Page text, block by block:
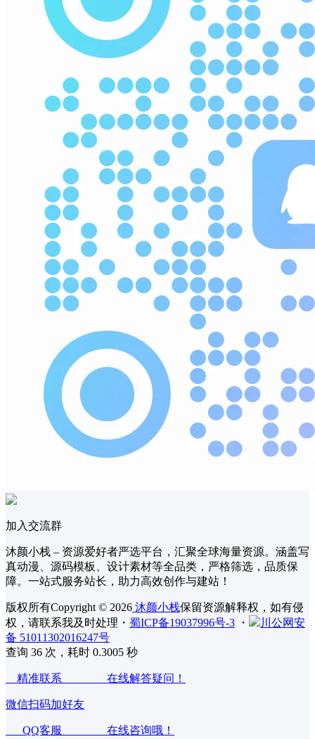
加入交流群
沐颜小栈 – 资源爱好者严选平台，汇聚全球海量资源。涵盖写
真动漫、源码模板、设计素材等全品类，严格筛选，品质保
障。一站式服务站长，助力高效创作与建站！
版权所有Copyright © 2026 沐颜小栈保留资源解释权，如有侵
权，请联系我及时处理 ・ 蜀ICP备19037996号-3 ・
川公网安
备 51011302016247号
查询 36 次，耗时 0.3005 秒
精准联系 在线解答疑问！
微信扫码加好友
QQ客服 在线咨询哦！